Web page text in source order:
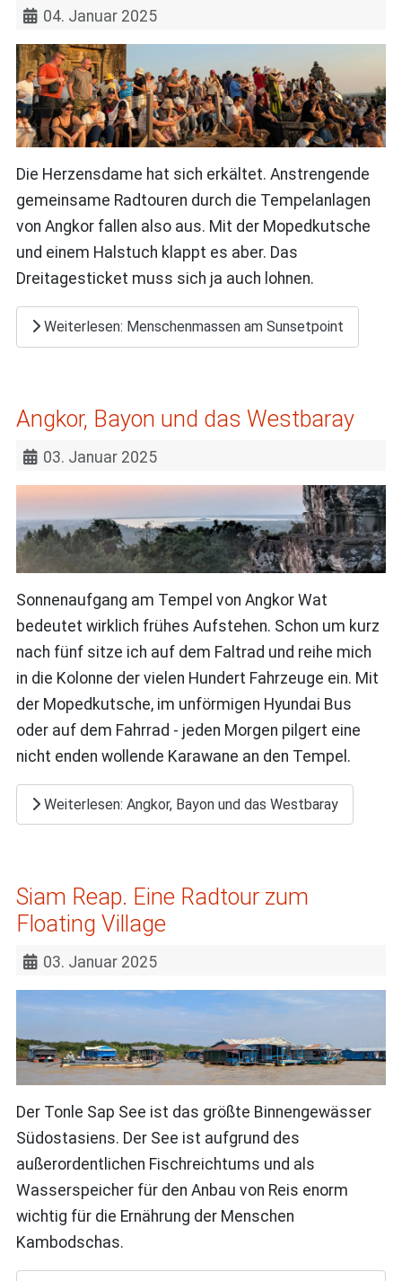
04. Januar 2025
Die Herzensdame hat sich erkältet. Anstrengende
gemeinsame Radtouren durch die Tempelanlagen
von Angkor fallen also aus. Mit der Mopedkutsche
und einem Halstuch klappt es aber. Das
Dreitagesticket muss sich ja auch lohnen.
Weiterlesen: Menschenmassen am Sunsetpoint
Angkor, Bayon und das Westbaray
03. Januar 2025
Sonnenaufgang am Tempel von Angkor Wat
bedeutet wirklich frühes Aufstehen. Schon um kurz
nach fünf sitze ich auf dem Faltrad und reihe mich
in die Kolonne der vielen Hundert Fahrzeuge ein. Mit
der Mopedkutsche, im unförmigen Hyundai Bus
oder auf dem Fahrrad - jeden Morgen pilgert eine
nicht enden wollende Karawane an den Tempel.
Weiterlesen: Angkor, Bayon und das Westbaray
Siam Reap. Eine Radtour zum
Floating Village
03. Januar 2025
Der Tonle Sap See ist das größte Binnengewässer
Südostasiens. Der See ist aufgrund des
außerordentlichen Fischreichtums und als
Wasserspeicher für den Anbau von Reis enorm
wichtig für die Ernährung der Menschen
Kambodschas.